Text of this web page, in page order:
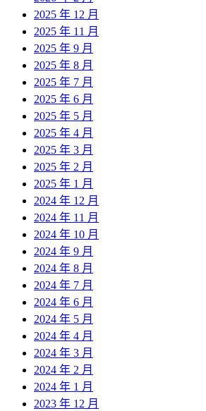
2025 年 12 月
2025 年 11 月
2025 年 9 月
2025 年 8 月
2025 年 7 月
2025 年 6 月
2025 年 5 月
2025 年 4 月
2025 年 3 月
2025 年 2 月
2025 年 1 月
2024 年 12 月
2024 年 11 月
2024 年 10 月
2024 年 9 月
2024 年 8 月
2024 年 7 月
2024 年 6 月
2024 年 5 月
2024 年 4 月
2024 年 3 月
2024 年 2 月
2024 年 1 月
2023 年 12 月